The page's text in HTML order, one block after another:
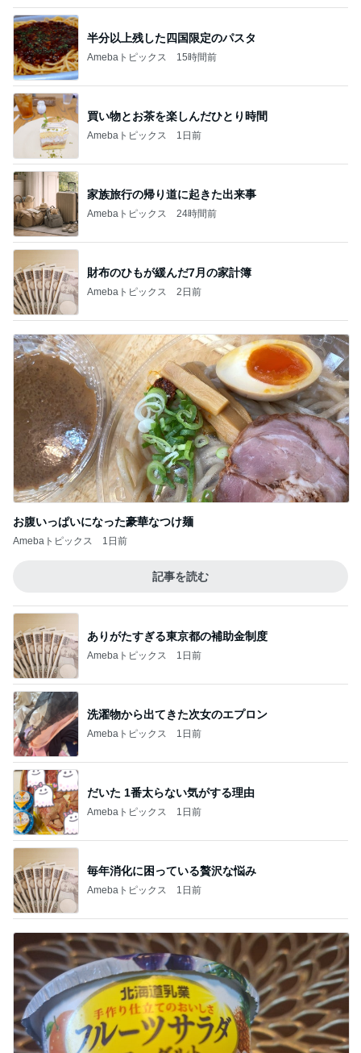
半分以上残した四国限定のパスタ
Amebaトピックス 15時間前
買い物とお茶を楽しんだひとり時間
Amebaトピックス 1日前
家族旅行の帰り道に起きた出来事
Amebaトピックス 24時間前
財布のひもが緩んだ7月の家計簿
Amebaトピックス 2日前
お腹いっぱいになった豪華なつけ麺
Amebaトピックス 1日前
記事を読む
ありがたすぎる東京都の補助金制度
Amebaトピックス 1日前
洗濯物から出てきた次女のエプロン
Amebaトピックス 1日前
だいた 1番太らない気がする理由
Amebaトピックス 1日前
毎年消化に困っている贅沢な悩み
Amebaトピックス 1日前